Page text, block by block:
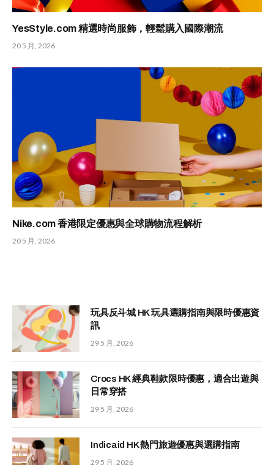
YesStyle.com 精選時尚服飾，輕鬆購入國際潮流
20 5 月, 2026
Nike.com 香港限定優惠與全球購物流程解析
20 5 月, 2026
玩具反斗城 HK 玩具選購指南與限時優惠資
訊
29 5 月, 2026
Crocs HK 經典鞋款限時優惠，適合出遊與
日常穿搭
29 5 月, 2026
Indicaid HK 熱門旅遊優惠與選購指南
29 5 月, 2026